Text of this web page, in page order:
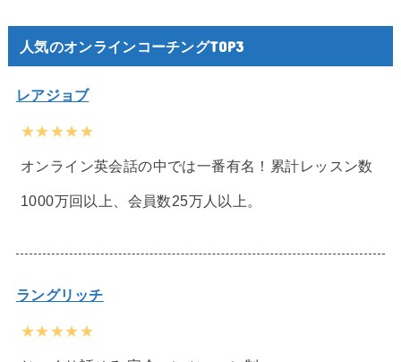
人気のオンラインコーチングTOP3
レアジョブ
★★★★★
オンライン英会話の中では一番有名！累計レッスン数
1000万回以上、会員数25万人以上。
ラングリッチ
★★★★★